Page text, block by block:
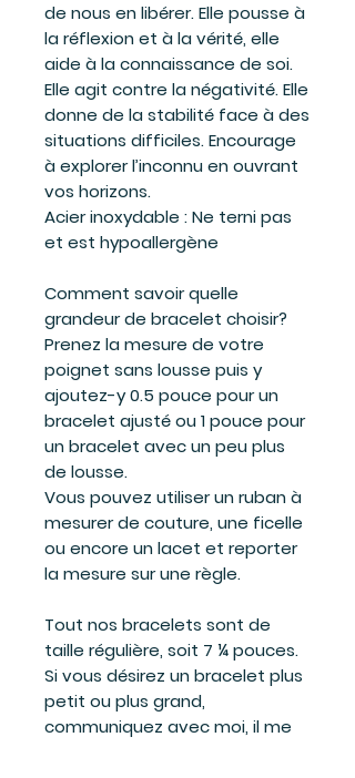
de nous en libérer. Elle pousse à
la réflexion et à la vérité, elle
aide à la connaissance de soi.
Elle agit contre la négativité. Elle
donne de la stabilité face à des
situations difficiles. Encourage
à explorer l’inconnu en ouvrant
vos horizons.
Acier inoxydable : Ne terni pas
et est hypoallergène
Comment savoir quelle
grandeur de bracelet choisir?
Prenez la mesure de votre
poignet sans lousse puis y
ajoutez-y 0.5 pouce pour un
bracelet ajusté ou 1 pouce pour
un bracelet avec un peu plus
de lousse.
Vous pouvez utiliser un ruban à
mesurer de couture, une ficelle
ou encore un lacet et reporter
la mesure sur une règle.
Tout nos bracelets sont de
taille régulière, soit 7 ¼ pouces.
Si vous désirez un bracelet plus
petit ou plus grand,
communiquez avec moi, il me